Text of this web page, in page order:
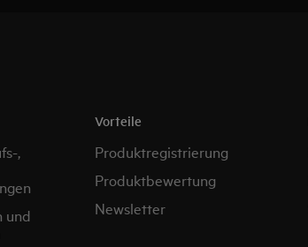
,
und
Vorteile
Produktregistrierung
Produktbewertung
Newsletter